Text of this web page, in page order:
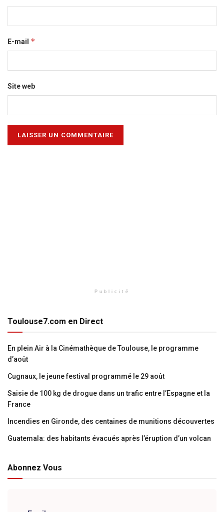
E-mail *
Site web
Publicité
Toulouse7.com en Direct
En plein Air à la Cinémathèque de Toulouse, le programme
d’août
Cugnaux, le jeune festival programmé le 29 août
Saisie de 100 kg de drogue dans un trafic entre l’Espagne et la
France
Incendies en Gironde, des centaines de munitions découvertes
Guatemala: des habitants évacués après l’éruption d’un volcan
Abonnez Vous